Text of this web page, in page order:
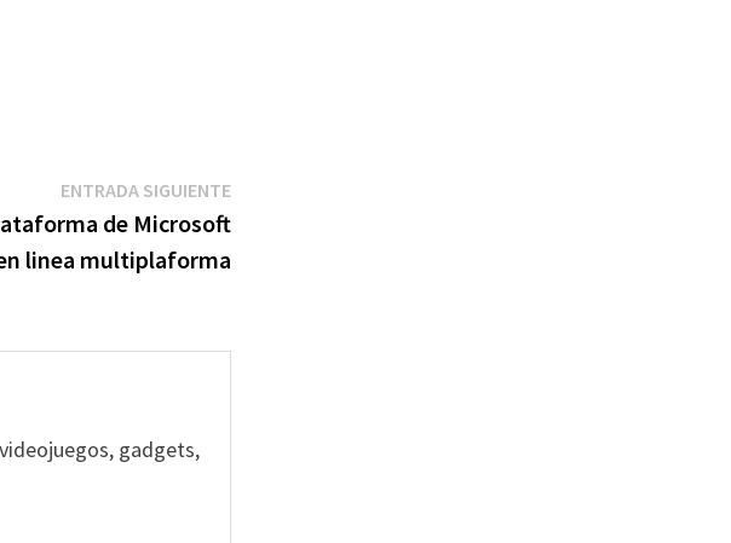
ENTRADA SIGUIENTEEntrada
siguiente:
de Microsoft
linea multiplaforma
gadgets,